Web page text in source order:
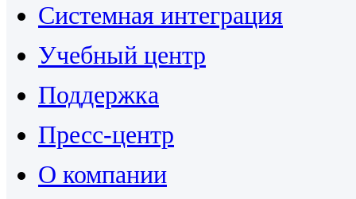
Системная интеграция
Учебный центр
Поддержка
Пресс-центр
О компании